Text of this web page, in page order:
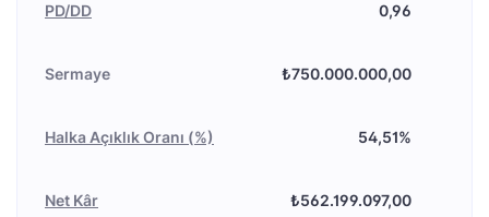
PD/DD 0,96
Sermaye ₺750.000.000,00
Halka Açıklık Oranı (%) 54,51%
Net Kâr ₺562.199.097,00